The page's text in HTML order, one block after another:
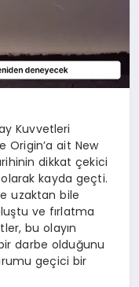
Kuvvetleri
Origin’a ait New
dikkat çekici
kayda geçti.
uzaktan bile
ve fırlatma
bu olayın
darbe olduğunu
geçici bir